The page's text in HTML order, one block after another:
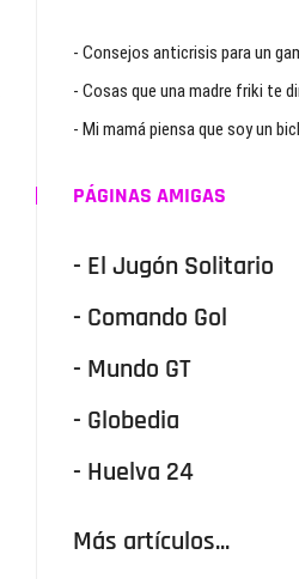
- Consejos anticrisis para un
- Cosas que una madre friki te
- Mi mamá piensa que soy un
PÁGINAS AMIGAS
- El Jugón Solitario
- Comando Gol
- Mundo GT
- Globedia
- Huelva 24
Más artículos...